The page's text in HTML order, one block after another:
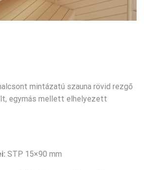
mintázatú szauna rövid rezgő
egymás mellett elhelyezett
STP 15×90 mm